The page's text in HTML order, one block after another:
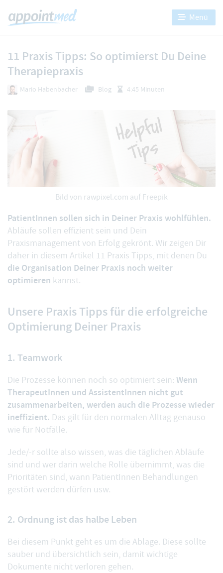
Menü
11 Praxis Tipps: So optimierst Du Deine
Therapiepraxis
Mario Habenbacher Blog 4:45 Minuten
Bild von rawpixel.com auf Freepik
PatientInnen sollen sich in Deiner Praxis wohlfühlen.
Abläufe sollen effizient sein und Dein
Praxismanagement von Erfolg gekrönt. Wir zeigen Dir
daher in diesem Artikel 11 Praxis Tipps, mit denen Du
die Organisation Deiner Praxis noch weiter
optimieren kannst.
Unsere Praxis Tipps für die erfolgreiche
Optimierung Deiner Praxis
1. Teamwork
Die Prozesse können noch so optimiert sein: Wenn
TherapeutInnen und AssistentInnen nicht gut
zusammenarbeiten, werden auch die Prozesse wieder
ineffizient. Das gilt für den normalen Alltag genauso
wie für Notfälle.
Jede/-r sollte also wissen, was die täglichen Abläufe
sind und wer darin welche Rolle übernimmt, was die
Prioritäten sind, wann PatientInnen Behandlungen
gestört werden dürfen usw.
2. Ordnung ist das halbe Leben
Bei diesem Punkt geht es um die Ablage. Diese sollte
sauber und übersichtlich sein, damit wichtige
Dokumente nicht verloren gehen.